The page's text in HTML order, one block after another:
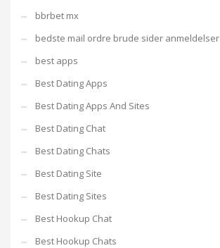
bbrbet mx
bedste mail ordre brude sider anmeldelser
best apps
Best Dating Apps
Best Dating Apps And Sites
Best Dating Chat
Best Dating Chats
Best Dating Site
Best Dating Sites
Best Hookup Chat
Best Hookup Chats